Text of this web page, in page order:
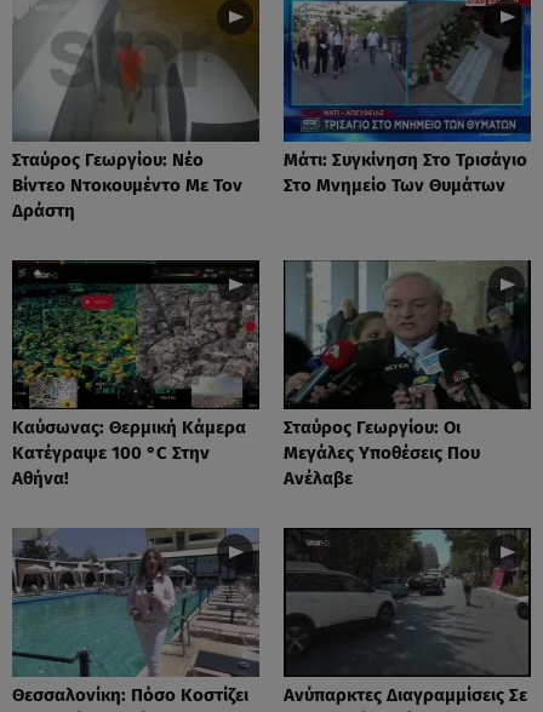
Σταύρος Γεωργίου: Νέο
Βίντεο Ντοκουμέντο Με Τον
Δράστη
Μάτι: Συγκίνηση Στο Τρισάγιο
Στο Μνημείο Των Θυμάτων
Καύσωνας: Θερμική Κάμερα
Κατέγραψε 100 °C Στην
Αθήνα!
Σταύρος Γεωργίου: Οι
Μεγάλες Υποθέσεις Που
Ανέλαβε
Θεσσαλονίκη: Πόσο Κοστίζει
Ανύπαρκτες Διαγραμμίσεις Σε